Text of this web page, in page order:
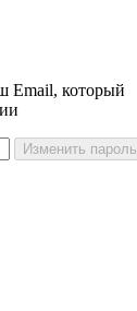
Email, который
Изменить пароль